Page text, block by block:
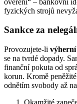
fyzických strojů
Sankce za
Provozujete-li výherní
se na tvrdé dopady.
finanční pokuta od
korun. Kromě
odnětím svobody až
Okamžité